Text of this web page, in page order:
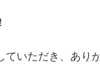
ていただき、あり